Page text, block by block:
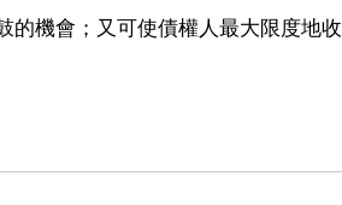
的機會；又可使債權人最大限度地